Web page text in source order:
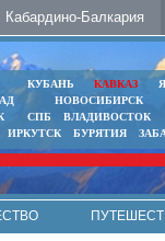
Кабардино-Балкария
КУБАНЬ КАВКАЗ
НОВОСИБИРСК
СПБ
ВЛАДИВОСТОК
ИРКУТСК БУРЯТИЯ